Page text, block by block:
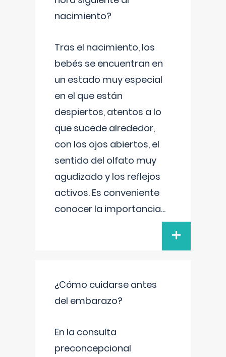
nacimiento?
Tras el nacimiento, los
bebés se encuentran en
un estado muy especial
en el que están
despiertos, atentos a lo
que sucede alrededor,
con los ojos abiertos, el
sentido del olfato muy
agudizado y los reflejos
activos. Es conveniente
conocer la importancia...
+
¿Cómo cuidarse antes
del embarazo?
En la consulta
preconcepcional